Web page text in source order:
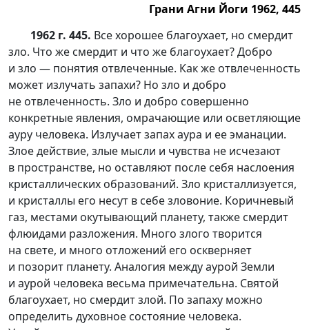
Грани Агни Йоги 1962, 445
1962 г. 445. Все хорошее благоухает, но смердит
зло. Что же смердит и что же благоухает? Добро
и зло — понятия отвлеченные. Как же отвлеченность
может излучать запахи? Но зло и добро
не отвлеченность. Зло и добро совершенно
конкретные явления, омрачающие или осветляющие
ауру человека. Излучает запах аура и ее эманации.
Злое действие, злые мысли и чувства не исчезают
в пространстве, но оставляют после себя наслоения
кристаллических образований. Зло кристаллизуется,
и кристаллы его несут в себе зловоние. Коричневый
газ, местами окутывающий планету, также смердит
флюидами разложения. Много злого творится
на свете, и много отложений его оскверняет
и позорит планету. Аналогия между аурой Земли
и аурой человека весьма примечательна. Святой
благоухает, но смердит злой. По запаху можно
определить духовное состояние человека.